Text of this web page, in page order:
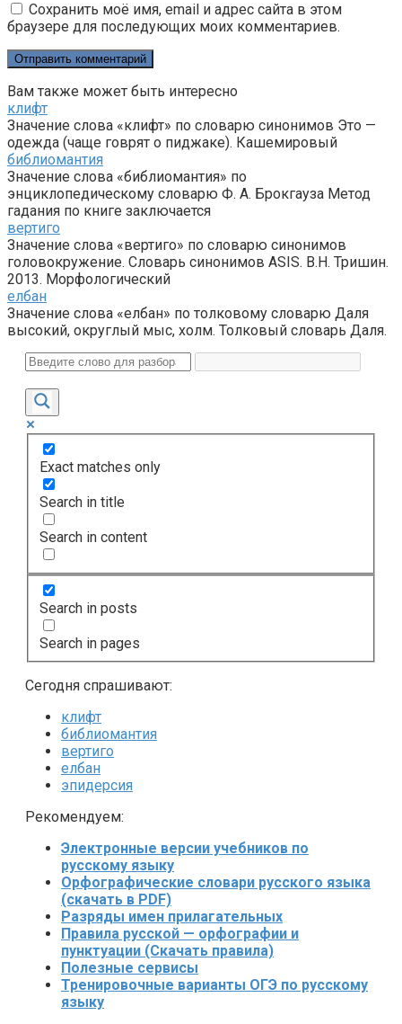
Сохранить моё имя, email и адрес сайта в этом
браузере для последующих моих комментариев.
Вам также может быть интересно
клифт
Значение слова «клифт» по словарю синонимов Это —
одежда (чаще говрят о пиджаке). Кашемировый
библиомантия
Значение слова «библиомантия» по
энциклопедическому словарю Ф. А. Брокгауза Метод
гадания по книге заключается
вертиго
Значение слова «вертиго» по словарю синонимов
головокружение. Словарь синонимов ASIS. В.Н. Тришин.
2013. Морфологический
елбан
Значение слова «елбан» по толковому словарю Даля
высокий, округлый мыс, холм. Толковый словарь Даля.
Exact matches only
Search in title
Search in content
Search in posts
Search in pages
Сегодня спрашивают:
клифт
библиомантия
вертиго
елбан
эпидерсия
Рекомендуем:
Электронные версии учебников по
русскому языку
Орфографические словари русского языка
(скачать в PDF)
Разряды имен прилагательных
Правила русской — орфографии и
пунктуации (Скачать правила)
Полезные сервисы
Тренировочные варианты ОГЭ по русскому
языку